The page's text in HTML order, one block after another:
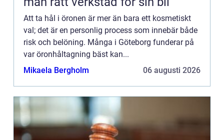
Att ta hål i öronen är mer än bara ett kosmetiskt
val; det är en personlig process som innebär både
risk och belöning. Många i Göteborg funderar på
var öronhåltagning bäst kan...
Mikaela Bergholm
06 augusti 2026